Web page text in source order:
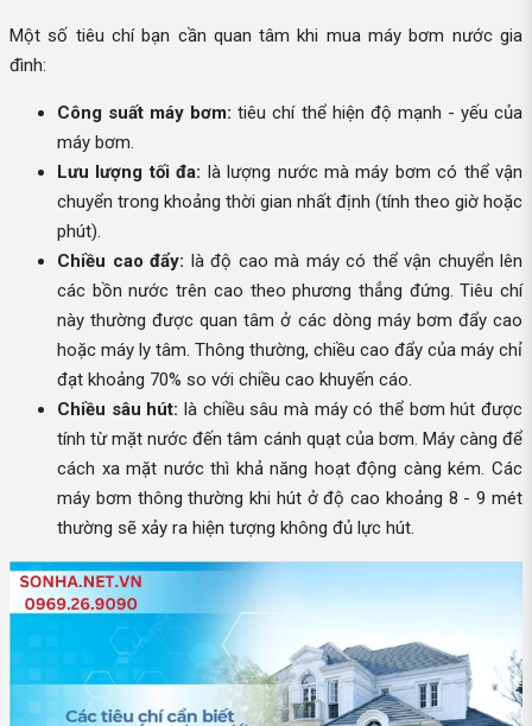
Một số tiêu chí bạn cần quan tâm khi mua máy bơm nước gia
đình:
Công suất máy bơm: tiêu chí thể hiện độ mạnh - yếu của
máy bơm.
Lưu lượng tối đa: là lượng nước mà máy bơm có thể vận
chuyển trong khoảng thời gian nhất định (tính theo giờ hoặc
phút).
Chiều cao đẩy: là độ cao mà máy có thể vận chuyển lên
các bồn nước trên cao theo phương thẳng đứng. Tiêu chí
này thường được quan tâm ở các dòng máy bơm đẩy cao
hoặc máy ly tâm. Thông thường, chiều cao đẩy của máy chỉ
đạt khoảng 70% so với chiều cao khuyến cáo.
Chiều sâu hút: là chiều sâu mà máy có thể bơm hút được
tính từ mặt nước đến tâm cánh quạt của bơm. Máy càng để
cách xa mặt nước thì khả năng hoạt động càng kém. Các
máy bơm thông thường khi hút ở độ cao khoảng 8 - 9 mét
thường sẽ xảy ra hiện tượng không đủ lực hút.